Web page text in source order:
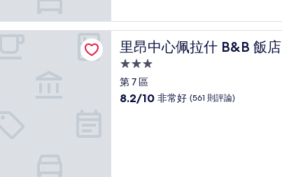
常
好，
(509
則
評
論)
里昂中心佩拉什 B&B 飯店
里昂中心佩拉什 B&B 飯店
3.0
星
級
第 7 區
8.2
8.2/10 非常好 (561 則評論)